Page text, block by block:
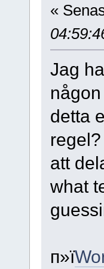
«
Jag
detta
att
what
п»ї